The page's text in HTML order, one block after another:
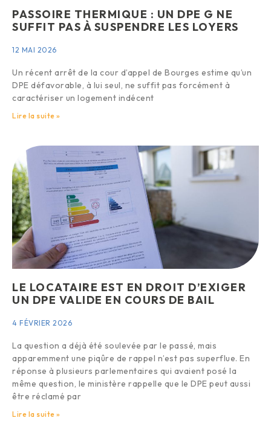
PASSOIRE THERMIQUE : UN DPE G NE
SUFFIT PAS À SUSPENDRE LES LOYERS
12 MAI 2026
Un récent arrêt de la cour d’appel de Bourges estime qu’un
DPE défavorable, à lui seul, ne suffit pas forcément à
caractériser un logement indécent
Lire la suite »
LE LOCATAIRE EST EN DROIT D’EXIGER
UN DPE VALIDE EN COURS DE BAIL
4 FÉVRIER 2026
La question a déjà été soulevée par le passé, mais
apparemment une piqûre de rappel n’est pas superflue. En
réponse à plusieurs parlementaires qui avaient posé la
même question, le ministère rappelle que le DPE peut aussi
être réclamé par
Lire la suite »